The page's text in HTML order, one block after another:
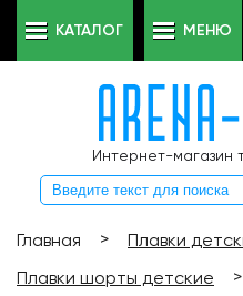
Интернет-магазин
КАТАЛОГ МЕНЮ
Главная > Плавки
Плавки шорты детские
>